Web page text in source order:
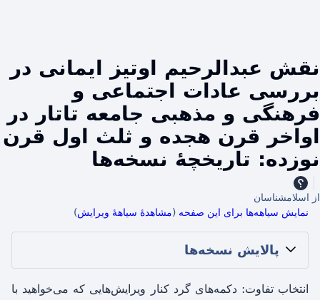
نقش عبدالرحیم اوتیز ایمانی در
بررسی عادات اجتماعی و
فرهنگی و مذهبی جامعه تاتار در
اواخر قرن هجده و ثلث اول قرن
نوزده: تاریخچهٔ نسخه‌ها
از اسلامشناسان
نمایش سیاهه‌ها برای این صفحه (مشاهدهٔ سیاههٔ ویرایش)
پالایش نسخه‌ها
انتخاب تفاوت: دکمه‌های گرد کنار ویرایش‌هایی که می‌خواهید با